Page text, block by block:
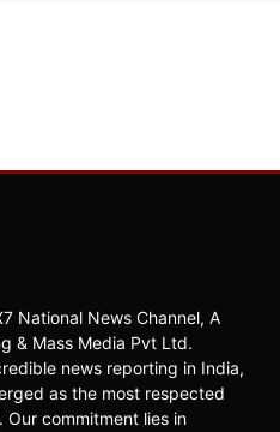
National News Channel, A
& Mass Media Pvt Ltd.
news reporting in India,
as the most respected
Our commitment lies in